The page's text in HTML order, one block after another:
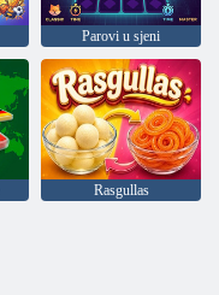
Parovi u sjeni
Rasgullas